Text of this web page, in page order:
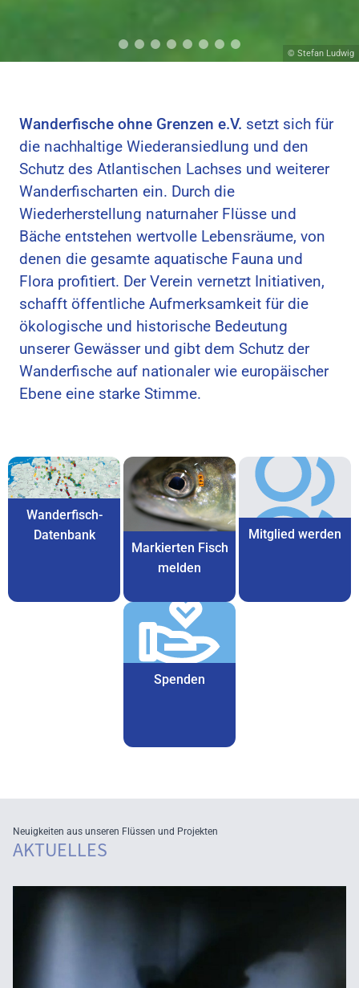
© Stefan Ludwig
© Hans van Klinken
Wanderfische ohne Grenzen e.V. setzt sich für
die nachhaltige Wiederansiedlung und den
Schutz des Atlantischen Lachses und weiterer
Wanderfischarten ein. Durch die
Wiederherstellung naturnaher Flüsse und
Bäche entstehen wertvolle Lebensräume, von
denen die gesamte aquatische Fauna und
Flora profitiert. Der Verein vernetzt Initiativen,
schafft öffentliche Aufmerksamkeit für die
ökologische und historische Bedeutung
unserer Gewässer und gibt dem Schutz der
Wanderfische auf nationaler wie europäischer
Ebene eine starke Stimme.
Wanderfisch-
Datenbank
Markierten Fisch
melden
Mitglied werden
Spenden
Neuigkeiten aus unseren Flüssen und Projekten
AKTUELLES